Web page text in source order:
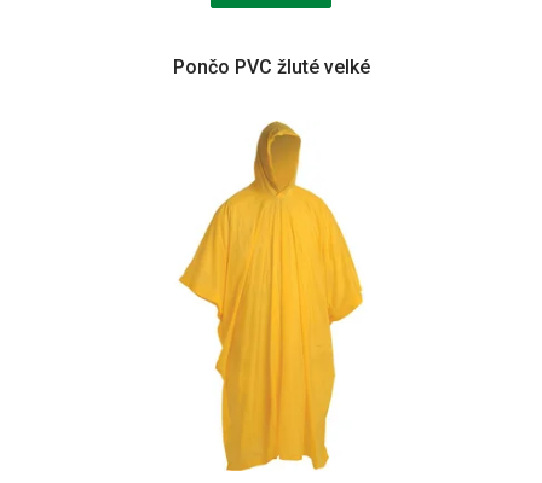
Pončo PVC žluté velké